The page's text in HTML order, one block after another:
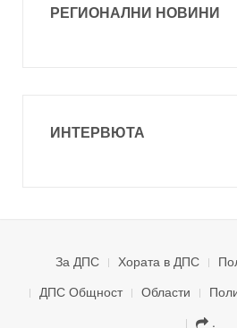
РЕГИОНАЛНИ НОВИНИ
ИНТЕРВЮТА
За ДПС Хората в ДПС
ДПС Общност
Области
.